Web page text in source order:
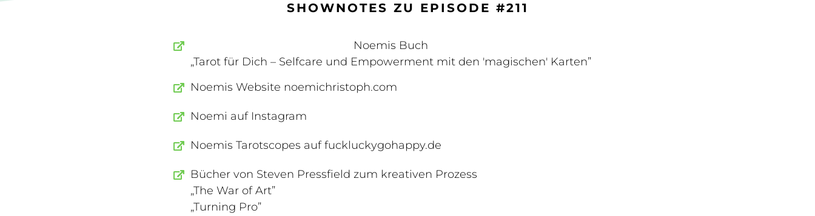
SHOWNOTES ZU EPISODE #211
Noemis Buch
„Tarot für Dich – Selfcare und Empowerment mit den 'magischen' Karten”
Noemis Website noemichristoph.com
Noemi auf Instagram
Noemis Tarotscopes auf fuckluckygohappy.de
Bücher von Steven Pressfield zum kreativen Prozess
„The War of Art”
„Turning Pro”